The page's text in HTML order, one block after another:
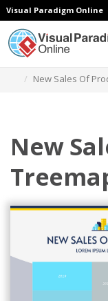
Visual Paradigm Online
New Sales Of
New